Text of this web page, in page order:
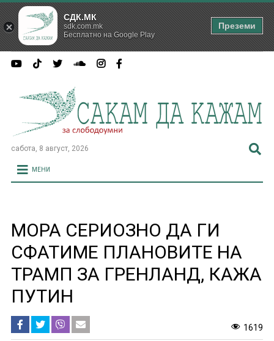
сабота, 8 август, 2026
МЕНИ
МОРА СЕРИОЗНО ДА ГИ
СФАТИМЕ ПЛАНОВИТЕ НА
ТРАМП ЗА ГРЕНЛАНД, КАЖА
ПУТИН
1619
СДК.МК
sdk.com.mk
Бесплатно на Google Play
Преземи